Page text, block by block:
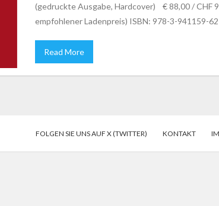
(gedruckte Ausgabe, Hardcover) € 88,00 / CHF
empfohlener Ladenpreis) ISBN: 978-3-941159-
Read More
FOLGEN SIE UNS AUF X (TWITTER) KONTAKT